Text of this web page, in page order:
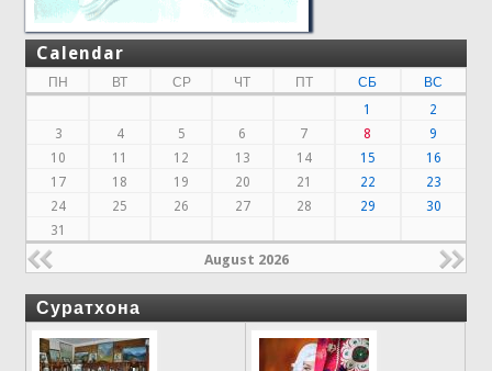
Calendar
ПН ВТ СР ЧТ ПТ СБ
ВС
1
2
3
4 5 6 7 8
9
10
11 12 13 14 15
16
17
18 19 20 21 22
23
24
25 26 27 28 29
30
31
August 2026
Суратхона